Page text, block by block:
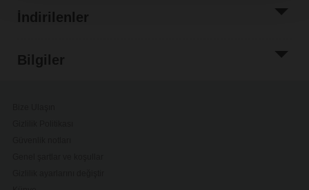
İndirilenler
Bilgiler